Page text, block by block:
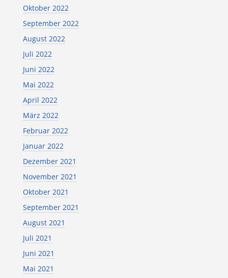
Oktober 2022
September 2022
August 2022
Juli 2022
Juni 2022
Mai 2022
April 2022
März 2022
Februar 2022
Januar 2022
Dezember 2021
November 2021
Oktober 2021
September 2021
August 2021
Juli 2021
Juni 2021
Mai 2021